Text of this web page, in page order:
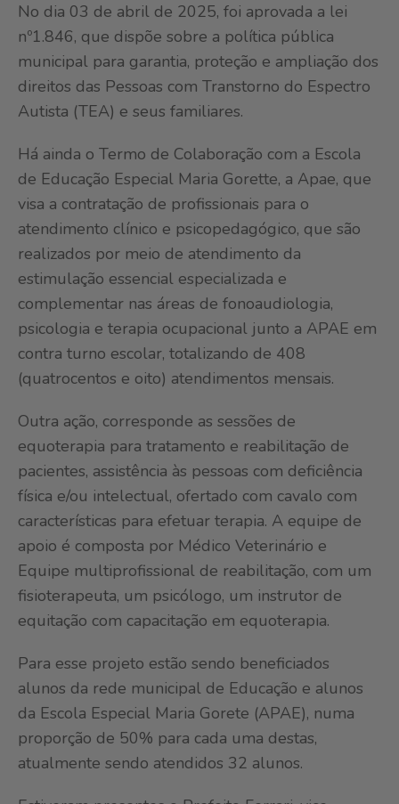
No dia 03 de abril de 2025, foi aprovada a lei
nº1.846, que dispõe sobre a política pública
municipal para garantia, proteção e ampliação dos
direitos das Pessoas com Transtorno do Espectro
Autista (TEA) e seus familiares.
Há ainda o Termo de Colaboração com a Escola
de Educação Especial Maria Gorette, a Apae, que
visa a contratação de profissionais para o
atendimento clínico e psicopedagógico, que são
realizados por meio de atendimento da
estimulação essencial especializada e
complementar nas áreas de fonoaudiologia,
psicologia e terapia ocupacional junto a APAE em
contra turno escolar, totalizando de 408
(quatrocentos e oito) atendimentos mensais.
Outra ação, corresponde as sessões de
equoterapia para tratamento e reabilitação de
pacientes, assistência às pessoas com deficiência
física e/ou intelectual, ofertado com cavalo com
características para efetuar terapia. A equipe de
apoio é composta por Médico Veterinário e
Equipe multiprofissional de reabilitação, com um
fisioterapeuta, um psicólogo, um instrutor de
equitação com capacitação em equoterapia.
Para esse projeto estão sendo beneficiados
alunos da rede municipal de Educação e alunos
da Escola Especial Maria Gorete (APAE), numa
proporção de 50% para cada uma destas,
atualmente sendo atendidos 32 alunos.